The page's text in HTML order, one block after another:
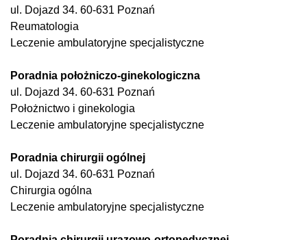
ul. Dojazd 34. 60-631 Poznań
Reumatologia
Leczenie ambulatoryjne specjalistyczne
Poradnia położniczo-ginekologiczna
ul. Dojazd 34. 60-631 Poznań
Położnictwo i ginekologia
Leczenie ambulatoryjne specjalistyczne
Poradnia chirurgii ogólnej
ul. Dojazd 34. 60-631 Poznań
Chirurgia ogólna
Leczenie ambulatoryjne specjalistyczne